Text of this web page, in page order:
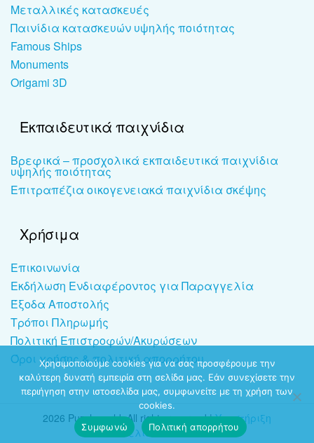
Μεταλλικές κατασκευές
Παινίδια κατασκευών υψηλής ποιότητας
Famous Ships
Monuments
Origami 3D
Εκπαιδευτικά παιχνίδια
Βρεφικά – προσχολικά εκπαιδευτικά παιχνίδια
υψηλής ποιότητας
Επιτραπέζια οικογενειακά παιχνίδια σκέψης
Χρήσιμα
Επικοινωνία
Εκδήλωση Ενδιαφέροντος για Παραγγελία
Έξοδα Αποστολής
Τρόποι Πληρωμής
Πολιτική Επιστροφών/Ακυρώσεων
Όροι χρήσης & πολιτική απορρήτου
2026 Puzzleworld. All rights reserved |Υποστήριξη
ιστοσελίδων-dezitech.
Χρησιμοποιούμε cookies για να σας προσφέρουμε την
καλύτερη δυνατή εμπειρία στη σελίδα μας. Εάν συνεχίσετε την
περιήγηση στην ιστοσελίδα μας, συμφωνείτε με τη χρήση των
cookies.
Συμφωνώ
Πολιτική απορρήτου